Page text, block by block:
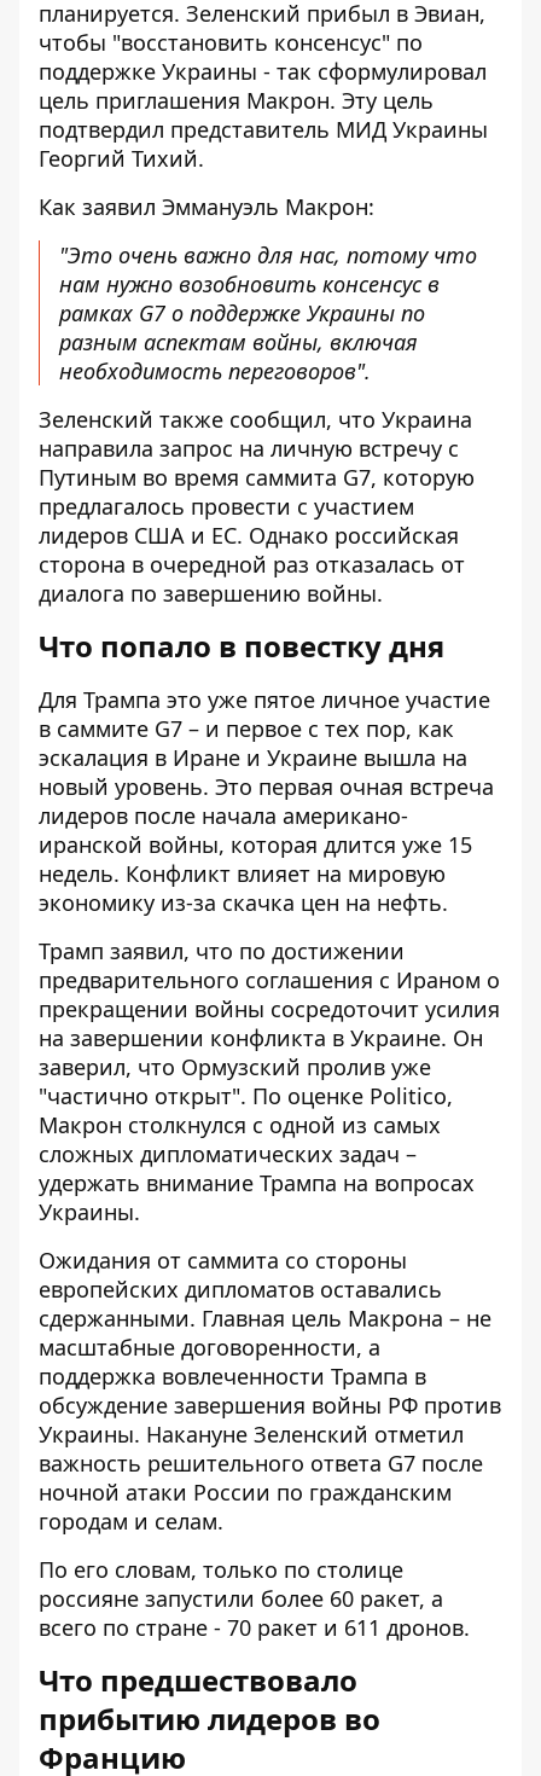
планируется. Зеленский прибыл в Эвиан,
чтобы "восстановить консенсус" по
поддержке Украины - так сформулировал
цель приглашения Макрон. Эту цель
подтвердил представитель МИД Украины
Георгий Тихий.
Как заявил Эммануэль Макрон:
"Это очень важно для нас, потому что
нам нужно возобновить консенсус в
рамках G7 о поддержке Украины по
разным аспектам войны, включая
необходимость переговоров".
Зеленский также сообщил, что Украина
направила запрос на личную встречу с
Путиным во время саммита G7, которую
предлагалось провести с участием
лидеров США и ЕС. Однако российская
сторона в очередной раз отказалась от
диалога по завершению войны.
Что попало в повестку дня
Для Трампа это уже пятое личное участие
в саммите G7 – и первое с тех пор, как
эскалация в Иране и Украине вышла на
новый уровень. Это первая очная встреча
лидеров после начала американо-
иранской войны, которая длится уже 15
недель. Конфликт влияет на мировую
экономику из-за скачка цен на нефть.
Трамп заявил, что по достижении
предварительного соглашения с Ираном о
прекращении войны сосредоточит усилия
на завершении конфликта в Украине. Он
заверил, что Ормузский пролив уже
"частично открыт". По оценке Politico,
Макрон столкнулся с одной из самых
сложных дипломатических задач –
удержать внимание Трампа на вопросах
Украины.
Ожидания от саммита со стороны
европейских дипломатов оставались
сдержанными. Главная цель Макрона – не
масштабные договоренности, а
поддержка вовлеченности Трампа в
обсуждение завершения войны РФ против
Украины. Накануне Зеленский отметил
важность решительного ответа G7 после
ночной атаки России по гражданским
городам и селам.
По его словам, только по столице
россияне запустили более 60 ракет, а
всего по стране - 70 ракет и 611 дронов.
Что предшествовало
прибытию лидеров во
Францию